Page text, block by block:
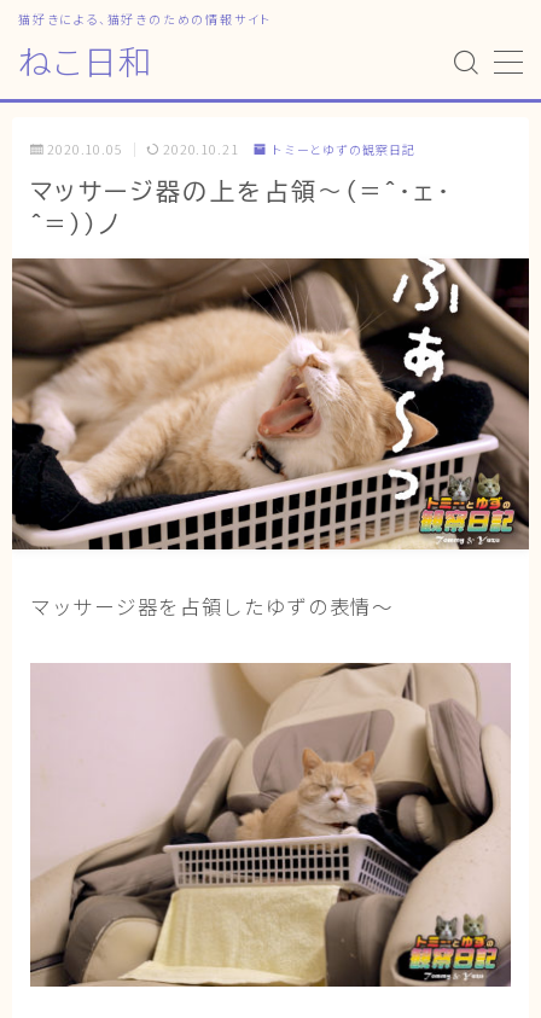
ねこ日和
猫好きによる、猫好きのための情報サイト
MENU
ねこ日和
どっちがいい？
猫暮らしの平均
猫のなぜ？
ゆずとシンバの日常
ねこの部屋
猫の健康・ケア関連
猫と人間の共生・社会問題
猫との暮らし・生活設計
猫の可愛さ発見シリーズ
猫と暮らす快適環境づくり
猫と暮らすシニアライフ
ねこの飼い方
基本ガイド（ねこの飼い方、しつけ、食事）
健康管理（病気・ケア・病院情報）
2020.10.05 2020.10.21 トミーとゆずの観察日記
マッサージ器の上を占領〜(=^・ェ・
^=))ノ
マッサージ器を占領したゆずの表情〜